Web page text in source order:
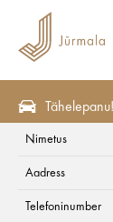
Nimetus
Aadress
Telefoninumber